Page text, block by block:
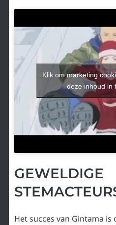
Klik om marketing
deze inhoud in
GEWELDIGE
Het succes van Gintama